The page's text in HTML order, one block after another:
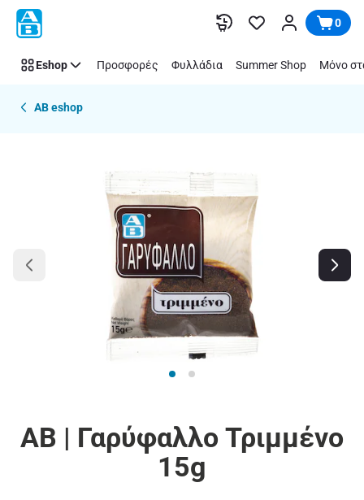
Παράλειψη 0
Eshop Προσφορές Φυλλάδια Summer Shop Μόνο
AB eshop
ΑΒ | Γαρύφαλλο Τριμμένο
15g